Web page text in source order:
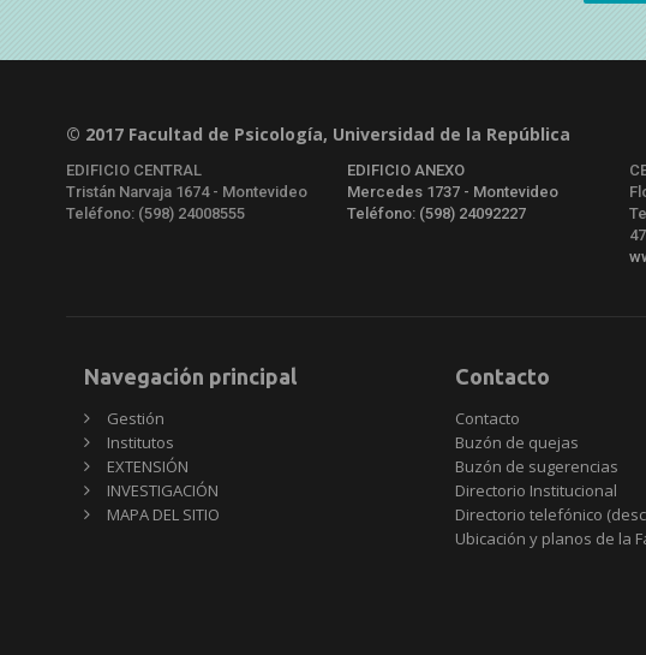
© 2017 Facultad de Psicología, Universidad de la República
EDIFICIO CENTRAL
Tristán Narvaja 1674 - Montevideo
Teléfono: (598) 24008555
EDIFICIO ANEXO
Mercedes 1737 - Montevideo
Teléfono: (598) 24092227
Navegación principal
Gestión
Institutos
EXTENSIÓN
INVESTIGACIÓN
MAPA DEL SITIO
Contacto
Contacto
Buzón de quejas
Buzón de sugerencias
Directorio Institucional
Directorio telefónico
Ubicación y planos de la